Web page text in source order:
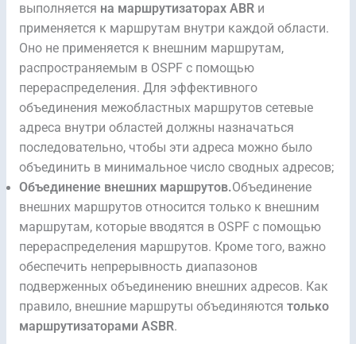
выполняется на маршрутизаторах ABRи
применяется к маршрутам внутри каждой области.
Оно не применяется к внешним маршрутам,
распространяемым в OSPF с помощью
перераспределения. Для эффективного
объединения межобластных маршрутов сетевые
адреса внутри областей должны назначаться
последовательно, чтобы эти адреса можно было
объединить в минимальное число сводных адресов;
Объединение внешних маршрутов.Объединение
внешних маршрутов относится только к внешним
маршрутам, которые вводятся в OSPF с помощью
перераспределения маршрутов. Кроме того, важно
обеспечить непрерывность диапазонов
подверженных объединению внешних адресов. Как
правило, внешние маршруты объединяются только
маршрутизаторами ASBR.